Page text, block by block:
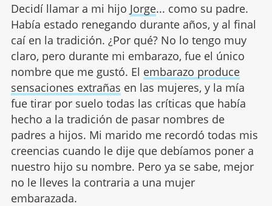
Decidí llamar a mi hijo Jorge... como su padre.
Había estado renegando durante años, y al final
caí en la tradición. ¿Por qué? No lo tengo muy
claro, pero durante mi embarazo, fue el único
nombre que me gustó. El embarazo produce
sensaciones extrañas en las mujeres, y la mía
fue tirar por suelo todas las críticas que había
hecho a la tradición de pasar nombres de
padres a hijos. Mi marido me recordó todas mis
creencias cuando le dije que debíamos poner a
nuestro hijo su nombre. Pero ya se sabe, mejor
no le lleves la contraria a una mujer
embarazada.